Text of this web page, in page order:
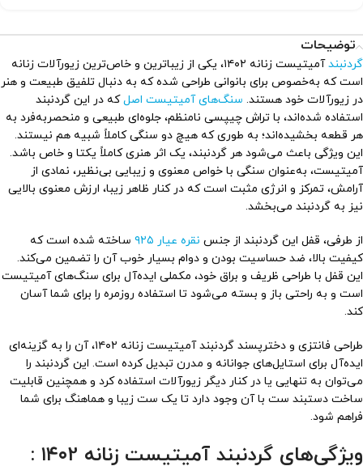
توضیحات
گردنبند
آمیتیست زنانه ۱۴۰۲، یکی از زیباترین و خاص‌ترین زیورآلات زنانه
است که به‌خصوص برای بانوانی طراحی شده که به دنبال تلفیق طبیعت و هنر
در زیورآلات خود هستند. سنگ‌های آمیتیست اصلکه در این گردنبند
استفاده شده‌اند، با تراش چیپسی نامنظم، جلوه‌ای طبیعی و منحصربه‌فرد به
هر قطعه بخشیده‌اند؛ به طوری که هیچ دو سنگی کاملاً شبیه هم نیستند.
این ویژگی باعث می‌شود هر گردنبند، یک اثر هنری کاملاً یکتا و خاص باشد.
آمیتیست، به‌عنوان سنگی با خواص معنوی و زیبایی بی‌نظیر، نمادی از
آرامش، تمرکز و انرژی مثبت است که در کنار ظاهر زیبا، ارزش معنوی بالایی
نیز به گردنبند می‌بخشد.
از طرفی، قفل این گردنبند از جنس نقره عیار ۹۲۵
ساخته شده است که
کیفیت بالا، ضد حساسیت بودن و دوام بسیار خوب آن را تضمین می‌کند.
این قفل با طراحی ظریف و براق خود، مکملی ایده‌آل برای سنگ‌های آمیتیست
است و به راحتی باز و بسته می‌شود تا استفاده روزمره را برای شما آسان
کند.
طراحی فانتزی و دخترپسند گردنبند آمیتیست زنانه ۱۴۰۲، آن را به گزینه‌ای
ایده‌آل برای استایل‌های جوانانه و مدرن تبدیل کرده است. این گردنبند را
می‌توان به تنهایی یا در کنار دیگر زیورآلات استفاده کرد و همچنین قابلیت
ساخت دستبند ست با آن وجود دارد تا یک ست زیبا و هماهنگ برای شما
فراهم شود.
ویژگی‌های گردنبند آمیتیست زنانه ۱۴۰2 :